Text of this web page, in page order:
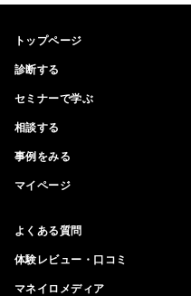
トップページ
診断する
セミナーで学ぶ
相談する
事例をみる
マイページ
よくある質問
体験レビュー・口コミ
マネイロメディア